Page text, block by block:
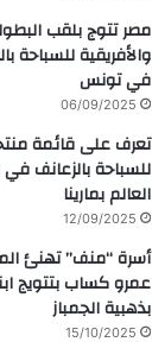
مصر تتوج بلقب
والأفريقية للسباحة
في تونس
06/09/2025
تعرف على قائمة
للسباحة بالزعانف
العالم بمارينا
12/09/2025
أسرة “منف” تهنئ
عمرو كساب بتتويج
بذهبية الجمباز
15/10/2025